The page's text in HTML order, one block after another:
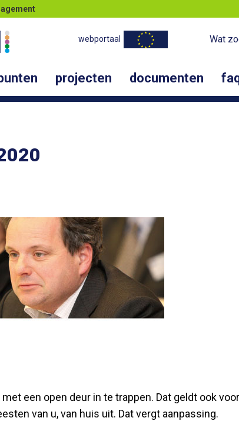
Wat
webportaal
projecten documenten
een open deur in te trappen. Dat geldt ook
van u, van huis uit. Dat vergt aanpassing.